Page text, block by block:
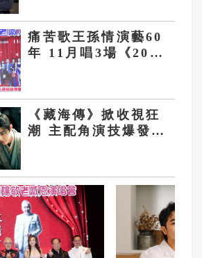
痛苦歌王孫情演藝60
年 11月唱3場《2025
《藏海傳》掀收視狂
潮 主配角演技爆發